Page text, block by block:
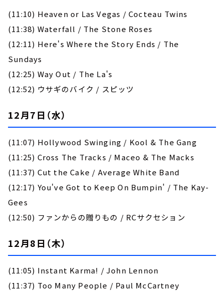
(11:10) Heaven or Las Vegas / Cocteau Twins
(11:38) Waterfall / The Stone Roses
(12:11) Here's Where the Story Ends / The
Sundays
(12:25) Way Out / The La's
(12:52) ウサギのバイク / スピッツ
12月7日（水）
(11:07) Hollywood Swinging / Kool & The Gang
(11:25) Cross The Tracks / Maceo & The Macks
(11:37) Cut the Cake / Average White Band
(12:17) You've Got to Keep On Bumpin' / The Kay-
Gees
(12:50) ファンからの贈りもの / RCサクセション
12月8日（木）
(11:05) Instant Karma! / John Lennon
(11:37) Too Many People / Paul McCartney